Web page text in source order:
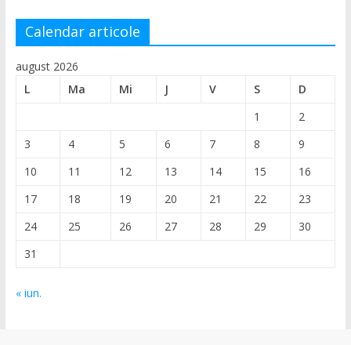
Calendar articole
august 2026
L
Ma Mi J V S
D
1
2
3
4 5 6 7 8
9
10
11 12 13 14 15
16
17
18 19 20 21 22
23
24
25 26 27 28 29
30
31
« iun.